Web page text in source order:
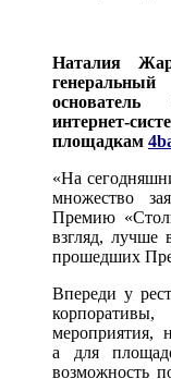
Наталия
площадкам 4
«На
множество
Премию
взгляд, лучше
прошедших
Впереди у
мероприятия,
а для
возможность